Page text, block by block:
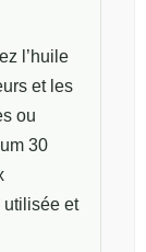
l’huile
et les
ou
30
utilisée et